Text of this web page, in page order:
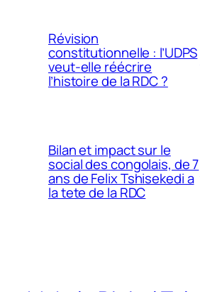
Révision
constitutionnelle : l’UDPS
veut-elle réécrire
l’histoire de la RDC ?
Bilan et impact sur le
social des congolais, de 7
ans de Felix Tshisekedi a
la tete de la RDC